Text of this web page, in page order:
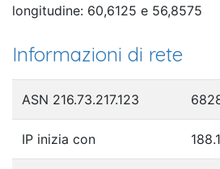
longitudine: 60,6125 e 56,8575
Informazioni di rete
ASN 216.73.217.123
IP inizia con